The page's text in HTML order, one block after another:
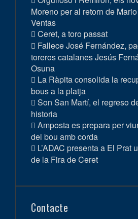
Moreno per al retorn de
Ventas
Ceret, a toro passat
Fallece José Fernández,
toreros catalanes Jesús
Osuna
La Ràpita consolida la
bous a la platja
Son San Martí, el regreso
historia
Amposta es prepara per
del bou amb corda
L’ADAC presenta a El Prat
de la Fira de Ceret
Contacte